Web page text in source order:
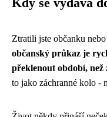
Kdy se vydává
Ztratili jste občanku
občanský průkaz je
překlenout období,
to jako záchranné kolo -